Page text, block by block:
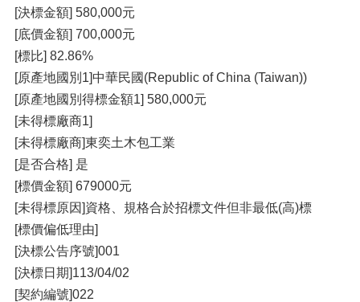
[決標金額] 580,000元
[底價金額] 700,000元
[標比] 82.86%
[原產地國別1]中華民國(Republic of China (Taiwan))
[原產地國別得標金額1] 580,000元
[未得標廠商1]
[未得標廠商]東奕土木包工業
[是否合格] 是
[標價金額] 679000元
[未得標原因]資格、規格合於招標文件但非最低(高)標
[標價偏低理由]
[決標公告序號]001
[決標日期]113/04/02
[契約編號]022